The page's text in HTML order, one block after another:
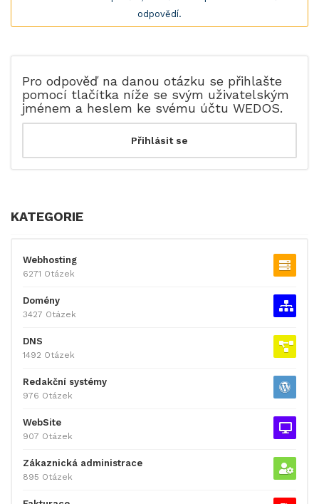
odpovědí.
Pro odpověď na danou otázku se přihlašte
pomocí tlačítka níže se svým uživatelským
jménem a heslem ke svému účtu WEDOS.
KATEGORIE
Webhosting
6271 Otázek
Domény
3427 Otázek
DNS
1492 Otázek
Redakční systémy
976 Otázek
WebSite
907 Otázek
Zákaznická administrace
895 Otázek